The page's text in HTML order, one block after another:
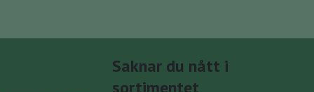
Saknar du nått i